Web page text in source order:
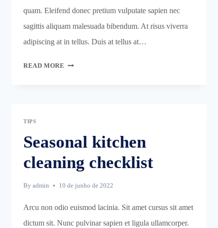
quam. Eleifend donec pretium vulputate sapien nec
sagittis aliquam malesuada bibendum. At risus viverra
adipiscing at in tellus. Duis at tellus at…
READ MORE PET
TIPS
Seasonal kitchen
cleaning checklist
By admin 10 de junho de 2022
Arcu non odio euismod lacinia. Sit amet cursus sit amet
dictum sit. Nunc pulvinar sapien et ligula ullamcorper.